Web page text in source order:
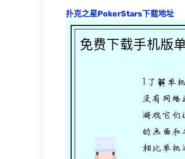
扑克之星PokerStars下载地址